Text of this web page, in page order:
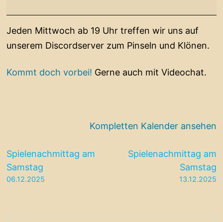
Jeden Mittwoch ab 19 Uhr treffen wir uns auf
unserem Discordserver zum Pinseln und Klönen.
Kommt doch vorbei! Gerne auch mit Videochat.
Kompletten Kalender ansehen
Beitragsnavigation
Spielenachmittag am
Samstag
06.12.2025
Spielenachmittag am
Samstag
13.12.2025